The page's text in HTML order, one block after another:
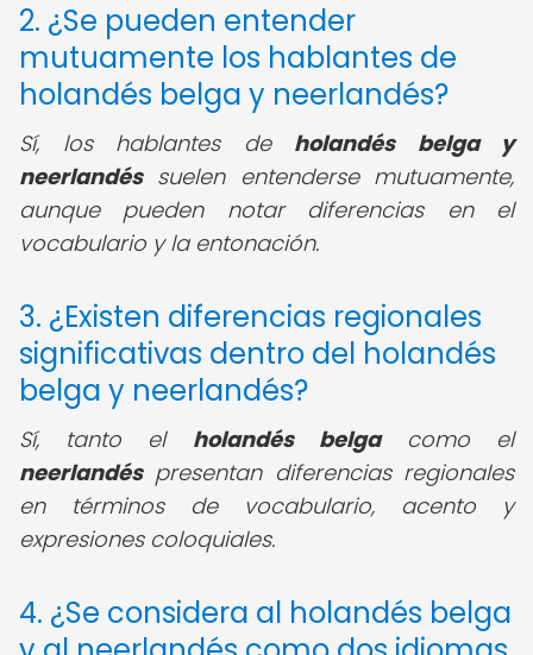
2. ¿Se pueden entender
mutuamente los hablantes de
holandés belga y neerlandés?
Sí, los hablantes de holandés belga y
neerlandéssuelen entenderse mutuamente,
aunque pueden notar diferencias en el
vocabulario y la entonación.
3. ¿Existen diferencias regionales
significativas dentro del holandés
belga y neerlandés?
Sí, tanto el holandés belgacomo el
neerlandéspresentan diferencias regionales
en términos de vocabulario, acento y
expresiones coloquiales.
4. ¿Se considera al holandés belga